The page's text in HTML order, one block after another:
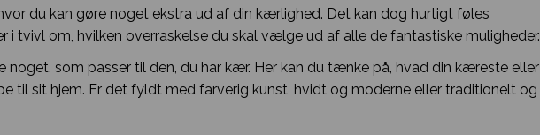
du kan gøre noget ekstra ud af din kærlighed. Det kan dog hurtigt føles
i tvivl om, hvilken overraskelse du skal vælge ud af alle de fantastiske muligheder.
som passer til den, du har kær. Her kan du tænke på, hvad din kæreste eller
til sit hjem. Er det fyldt med farverig kunst, hvidt og moderne eller traditionelt og